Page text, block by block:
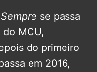
se passa
MCU,
do primeiro
em 2016,